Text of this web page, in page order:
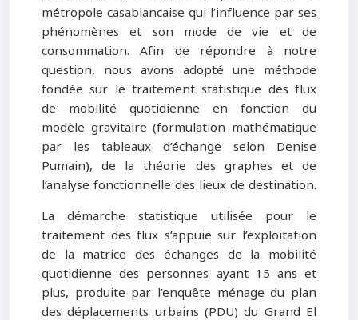
métropole casablancaise qui l’influence par ses
phénomènes et son mode de vie et de
consommation. Afin de répondre à notre
question, nous avons adopté une méthode
fondée sur le traitement statistique des flux
de mobilité quotidienne en fonction du
modèle gravitaire (formulation mathématique
par les tableaux d’échange selon Denise
Pumain), de la théorie des graphes et de
l’analyse fonctionnelle des lieux de destination.
La démarche statistique utilisée pour le
traitement des flux s’appuie sur l’exploitation
de la matrice des échanges de la mobilité
quotidienne des personnes ayant 15 ans et
plus, produite par l’enquête ménage du plan
des déplacements urbains (PDU) du Grand El